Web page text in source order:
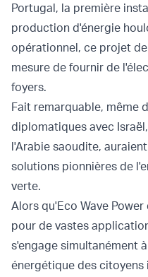
Portugal, la première
production d'énergie
opérationnel, ce projet
mesure de fournir de
foyers.
Fait remarquable, même
diplomatiques avec
l'Arabie saoudite,
solutions pionnières de
verte.
Alors qu'Eco Wave
pour de vastes
s'engage simultanément
énergétique des citoyens